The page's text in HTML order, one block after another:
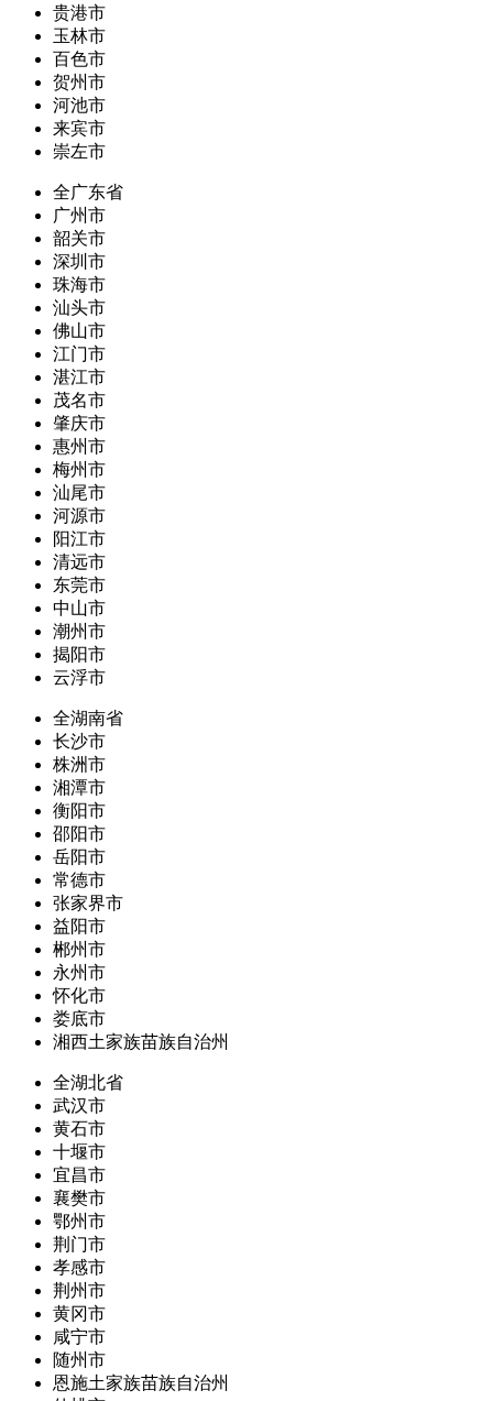
贵港市
玉林市
百色市
贺州市
河池市
来宾市
崇左市
全广东省
广州市
韶关市
深圳市
珠海市
汕头市
佛山市
江门市
湛江市
茂名市
肇庆市
惠州市
梅州市
汕尾市
河源市
阳江市
清远市
东莞市
中山市
潮州市
揭阳市
云浮市
全湖南省
长沙市
株洲市
湘潭市
衡阳市
邵阳市
岳阳市
常德市
张家界市
益阳市
郴州市
永州市
怀化市
娄底市
湘西土家族苗族自治州
全湖北省
武汉市
黄石市
十堰市
宜昌市
襄樊市
鄂州市
荆门市
孝感市
荆州市
黄冈市
咸宁市
随州市
恩施土家族苗族自治州